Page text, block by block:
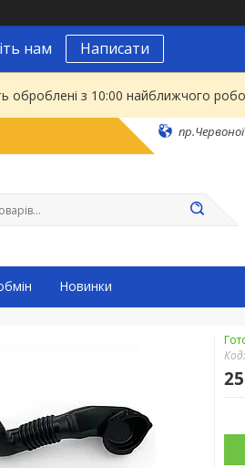
нам Написати
оброблені з 10:00 найближчого
Новинки
Код: